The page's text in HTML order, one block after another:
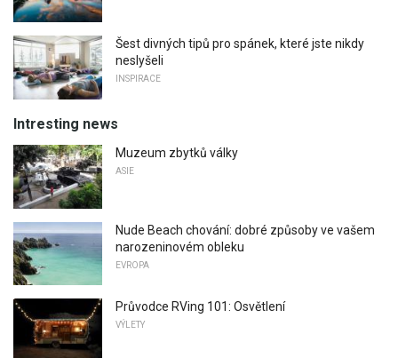
Šest divných tipů pro spánek, které jste nikdy
neslyšeli
INSPIRACE
Intresting news
Muzeum zbytků války
ASIE
Nude Beach chování: dobré způsoby ve vašem
narozeninovém obleku
EVROPA
Průvodce RVing 101: Osvětlení
VÝLETY